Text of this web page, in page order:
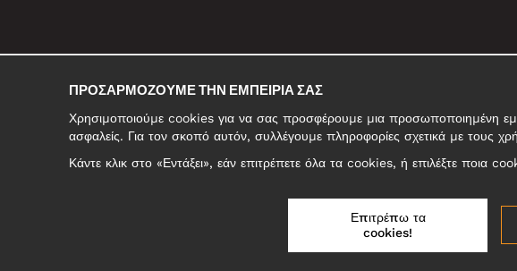
ΠΡΟΣΑΡΜΌΖΟΥΜΕ ΤΗΝ ΕΜΠΕΙΡΊΑ ΣΑΣ
Χρησιμοποιούμε cookies για να σας προσφέρουμε μια προσωποποιημένη
ασφαλείς. Για τον σκοπό αυτόν, συλλέγουμε πληροφορίες σχετικά με τους
Κάντε κλικ στο «Εντάξει», εάν επιτρέπετε όλα τα cookies, ή επιλέξτε ποια
Επιτρέπω τα
cookies!